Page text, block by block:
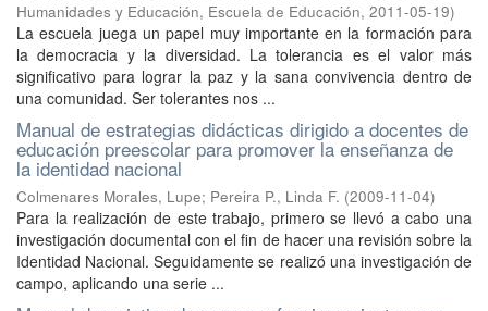
Humanidades y Educación, Escuela de Educación, 2011-05-19)
La escuela juega un papel muy importante en la formación para
la democracia y la diversidad. La tolerancia es el valor más
significativo para lograr la paz y la sana convivencia dentro de
una comunidad. Ser tolerantes nos ...
Manual de estrategias didácticas dirigido a docentes de
educación preescolar para promover la enseñanza de
la identidad nacional
Colmenares Morales, Lupe; Pereira P., Linda F. (2009-11-04)
Para la realización de este trabajo, primero se llevó a cabo una
investigación documental con el fin de hacer una revisión sobre la
Identidad Nacional. Seguidamente se realizó una investigación de
campo, aplicando una serie ...